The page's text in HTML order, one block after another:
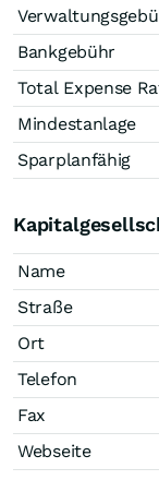
Bankgebühr
Total Expense
Mindestanlage
Sparplanfähig
Name
Straße
Ort
Telefon
Fax
Webseite